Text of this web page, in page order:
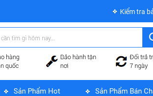
Kiểm tra
hàng
quốc
Bảo hành tận
nơi
Đổi trả
7 ngày
Sản Phẩm Hot Sản Phẩm Bán